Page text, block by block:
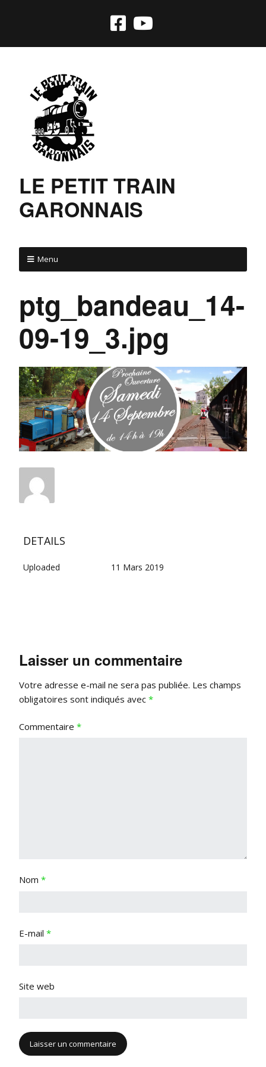
LE PETIT TRAIN
GARONNAIS
Menu
ptg_bandeau_14-
09-19_3.jpg
DETAILS
Uploaded 11 Mars 2019
Laisser un commentaire
Votre adresse e-mail ne sera pas publiée. Les champs
obligatoires sont indiqués avec *
Commentaire *
Nom *
E-mail *
Site web